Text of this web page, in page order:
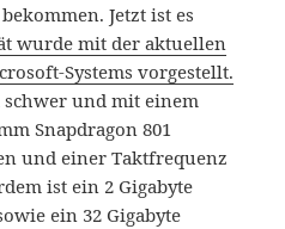
Jetzt ist es
wurde mit der aktuellen
Systems vorgestellt.
schwer und mit einem
Snapdragon 801
und einer Taktfrequenz
ist ein 2 Gigabyte
ein 32 Gigabyte